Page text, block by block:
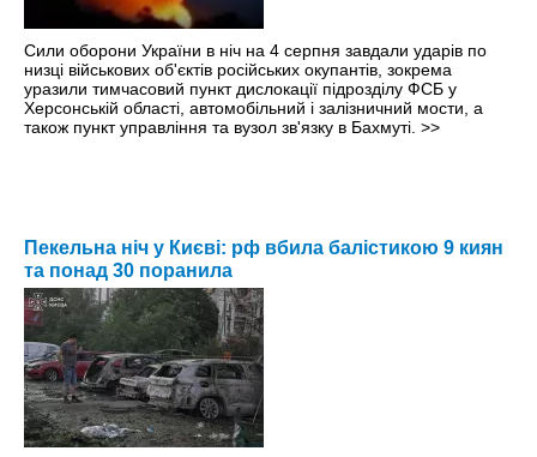
Сили оборони України в ніч на 4 серпня завдали ударів по
низці військових об'єктів російських окупантів, зокрема
уразили тимчасовий пункт дислокації підрозділу ФСБ у
Херсонській області, автомобільний і залізничний мости, а
також пункт управління та вузол зв'язку в Бахмуті. >>
Пекельна ніч у Києві: рф вбила балістикою 9 киян
та понад 30 поранила